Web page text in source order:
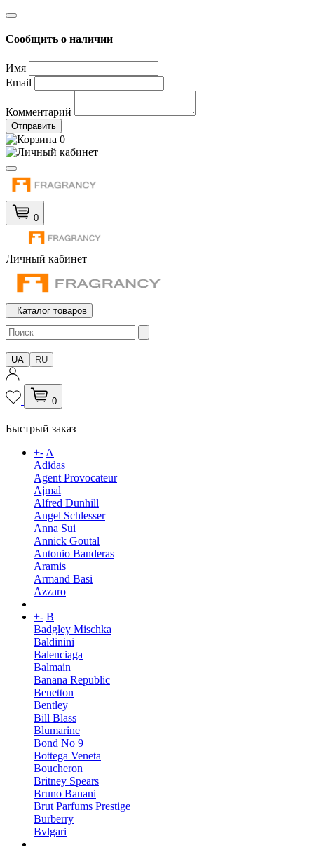
Сообщить о наличии
Имя
Email
Комментарий
Отправить
0
0
Личный кабинет
Каталог товаров
UA RU
0
Быстрый заказ
+-A
Adidas
Agent Provocateur
Ajmal
Alfred Dunhill
Angel Schlesser
Anna Sui
Annick Goutal
Antonio Banderas
Aramis
Armand Basi
Azzaro
+- B
Badgley Mischka
Baldinini
Balenciaga
Balmain
Banana Republic
Benetton
Bentley
Bill Blass
Blumarine
Bond No 9
Bottega Veneta
Boucheron
Britney Spears
Bruno Banani
Brut Parfums Prestige
Burberry
Bvlgari